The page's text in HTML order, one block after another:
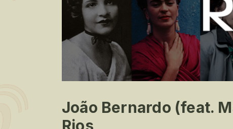
João Bernardo (feat.